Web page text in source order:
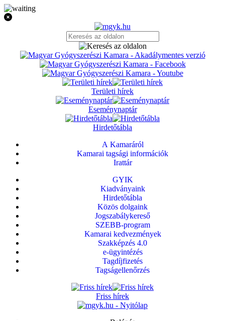
Területi hírek
Eseménynaptár
Hirdetőtábla
A Kamaráról
Kamarai tagsági információk
Irattár
GYIK
Kiadványaink
Hirdetőtábla
Közös dolgaink
Jogszabálykereső
SZEBB-program
Kamarai kedvezmények
Szakképzés 4.0
e-ügyintézés
Tagdíjfizetés
Tagságellenőrzés
Friss hírek